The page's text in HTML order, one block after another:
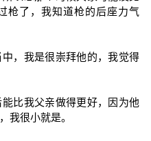
枪了，我知道枪的后座力气
，我是很崇拜他的，我觉得
比我父亲做得更好，因为他
我很小就是。